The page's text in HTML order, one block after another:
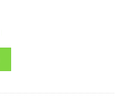
.
price
55.00 บาท.
X 18W/6500K BEC ชิ้น